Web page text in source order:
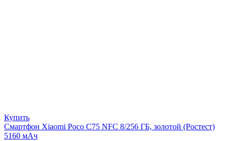
Купить
Смартфон Xiaomi Poco C75 NFC 8/256 ГБ, золотой (Ростест)
5160 мАч